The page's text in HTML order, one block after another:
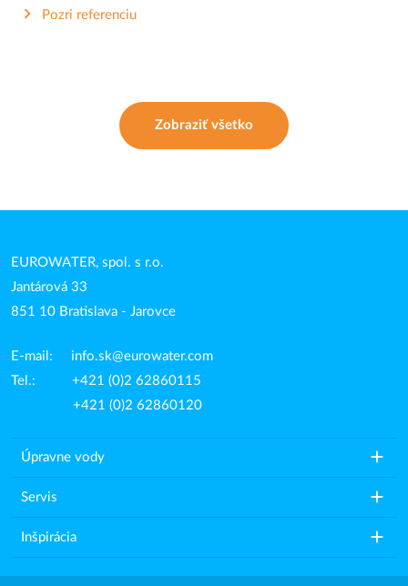
Pozri referenciu
Zobraziť všetko
EUROWATER, spol. s r.o.
Jantárová 33
851 10 Bratislava - Jarovce
E-mail: info.sk@eurowater.com
Tel.: +421 (0)2 62860115
+421 (0)2 62860120
Úpravne vody add
Servis add
Inšpirácia add